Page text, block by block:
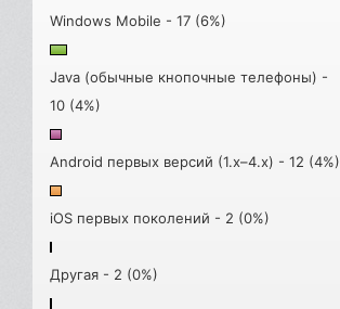
Windows Mobile - 17 (6%)
Java (обычные кнопочные телефоны) -
10 (4%)
Android первых версий (1.x–4.x) - 12 (4%)
iOS первых поколений - 2 (0%)
Другая - 2 (0%)